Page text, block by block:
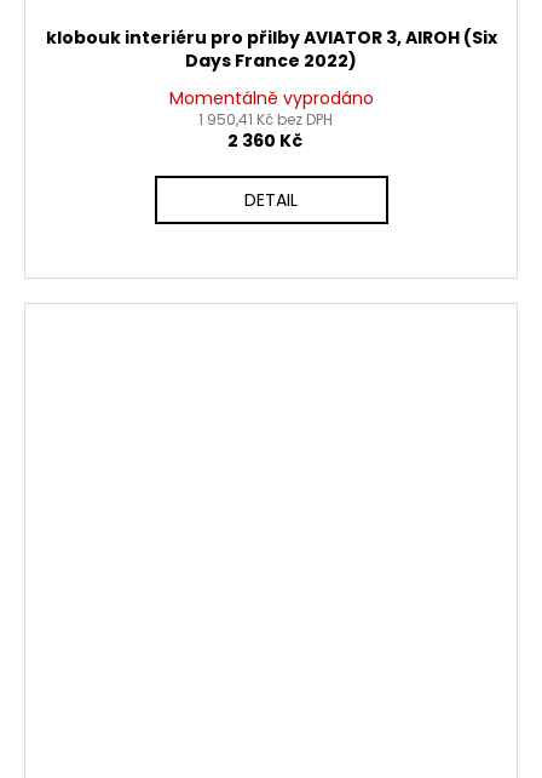
klobouk interiéru pro přilby AVIATOR 3, AIROH (Six
Days France 2022)
Momentálně vyprodáno
1 950,41 Kč bez DPH
2 360 Kč
DETAIL